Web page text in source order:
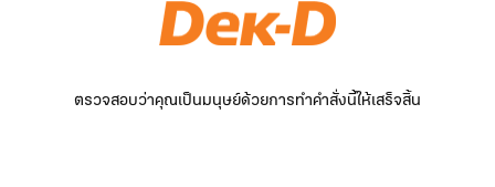
ตรวจสอบว่าคุณเป็นมนุษย์ด้วยการทำคำสั่งนี้ให้เสร็จสิ้น